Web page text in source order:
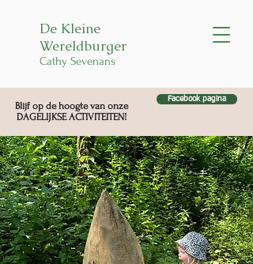
De Kleine
Wereldburger
Cathy Sevenans
Blijf op de hoogte van onze
DAGELIJKSE ACTIVITEITEN!
Facebook pagina